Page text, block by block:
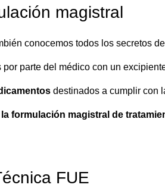
magistral
conocemos todos los secretos
parte del médico con un
destinados a cumplir con
formulación magistral de
FUE